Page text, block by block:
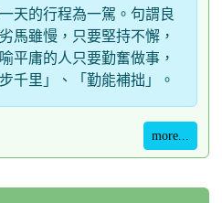
天的行程為一駕。句謂良
馬雖慢，只要堅持不懈，
平庸的人只要勤奮做事，
千里」、「勤能補拙」。
more...